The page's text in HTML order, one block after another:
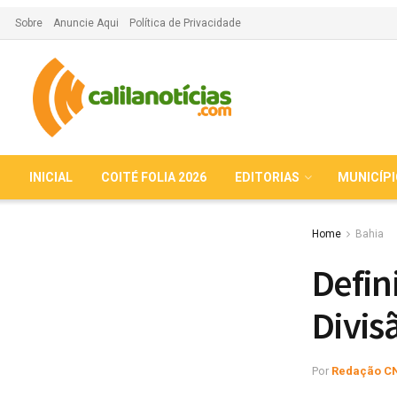
Sobre Anuncie Aqui Política de Privacidade
INICIAL COITÉ FOLIA 2026 EDITORIAS
Home Bahia
Por Redação